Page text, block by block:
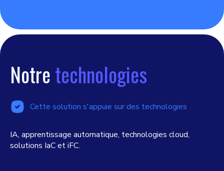
Notretechnologies
Cette solution s'appuie sur des technologies
IA, apprentissage automatique, technologies cloud,
solutions IaC et iFC.